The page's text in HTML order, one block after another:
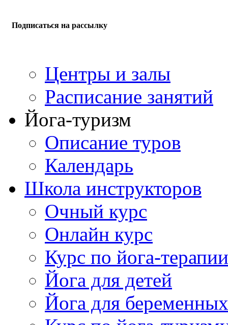
Подписаться на рассылку
Центры и залы
Расписание занятий
Йога-туризм
Описание туров
Календарь
Школа инструкторов
Очный курс
Онлайн курс
Курс по йога-терапии
Йога для детей
Йога для беременных